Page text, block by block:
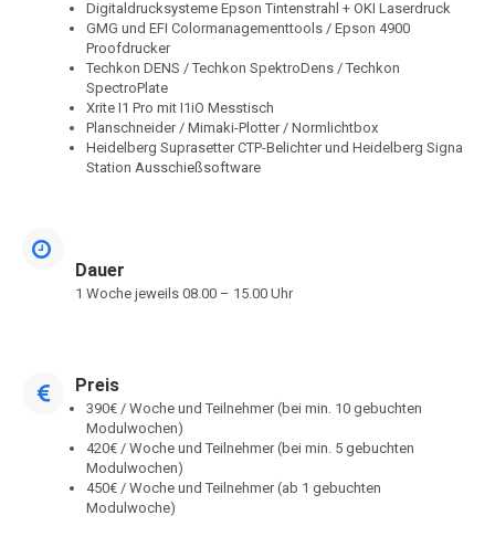
Digitaldrucksysteme Epson Tintenstrahl + OKI Laserdruck
GMG und EFI Colormanagementtools / Epson 4900
Proofdrucker
Techkon DENS / Techkon SpektroDens / Techkon
SpectroPlate
Xrite I1 Pro mit I1iO Messtisch
Planschneider / Mimaki-Plotter / Normlichtbox
Heidelberg Suprasetter CTP-Belichter und Heidelberg Signa
Station Ausschießsoftware
Dauer
1 Woche jeweils 08.00 – 15.00 Uhr
Preis
390€ / Woche und Teilnehmer (bei min. 10 gebuchten
Modulwochen)
420€ / Woche und Teilnehmer (bei min. 5 gebuchten
Modulwochen)
450€ / Woche und Teilnehmer (ab 1 gebuchten
Modulwoche)